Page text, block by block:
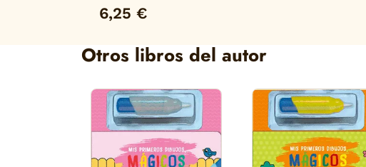
6,25 €
Otros libros del autor